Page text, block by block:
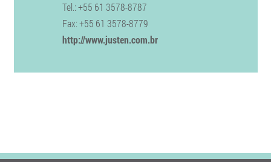
Tel.: +55 61 3578-8787
Fax: +55 61 3578-8779
http://www.justen.com.br